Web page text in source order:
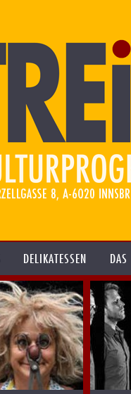
DELIKATESSEN